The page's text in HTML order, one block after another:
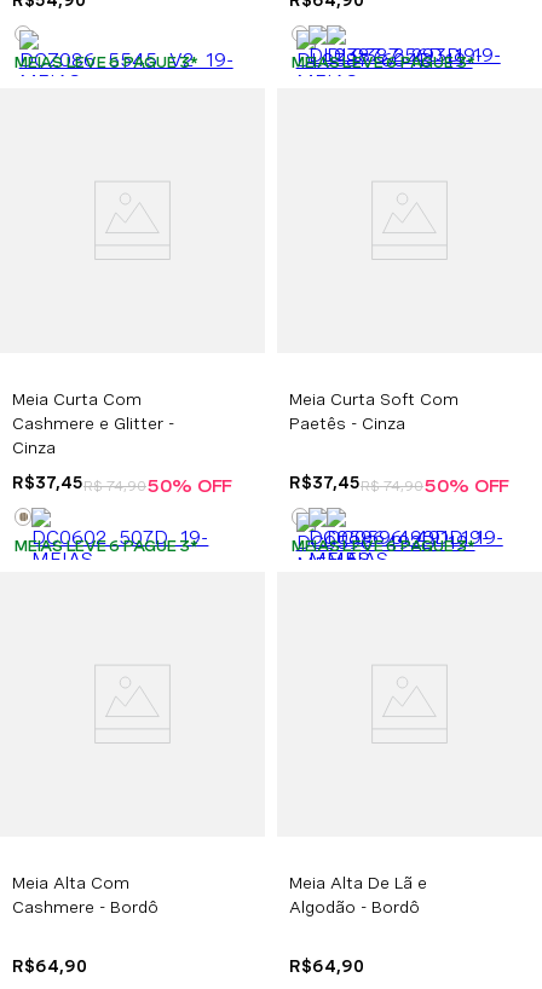
MEIAS LEVE 6 PAGUE 3* MEIAS LEVE 6 PAGUE 3*
Meia Curta Com
Cashmere e Glitter -
Cinza
R$37,45R$ 74,9050% OFF
MEIAS LEVE 6 PAGUE 3*
Meia Curta Soft Com
Paetês - Cinza
R$37,45R$ 74,9050% OFF
MEIAS LEVE 6 PAGUE 3*
Meia Alta Com
Cashmere - Bordô
R$64,90
Meia Alta De Lã e
Algodão - Bordô
R$64,90